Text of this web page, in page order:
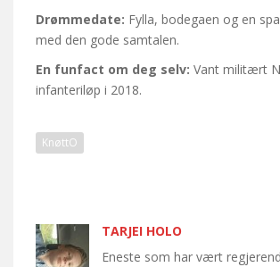
Drømmedate: Fylla, bodegaen og en
med den gode samtalen.
En funfact om deg selv: Vant militært
infanteriløp i 2018.
KnøttO
TARJEI HOLO
Eneste som har vært